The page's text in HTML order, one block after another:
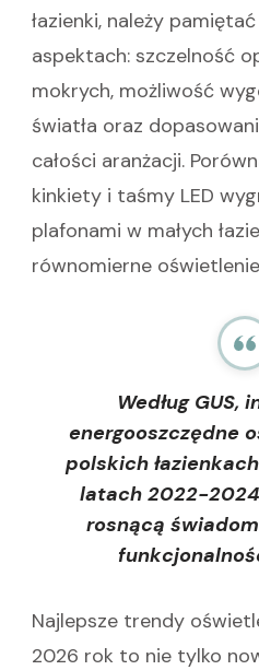
łazienki, należy
aspektach: szczelność
mokrych, możliwość
światła oraz
całości aranżacji.
kinkiety i taśmy LED
plafonami w małych
równomierne
Według
energooszczędne
polskich
latach 2022-
rosnącą
Najlepsze trendy
2026 rok to nie tylko